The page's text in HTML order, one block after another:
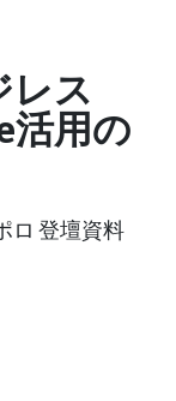
ス
用の
ロ 登壇資料